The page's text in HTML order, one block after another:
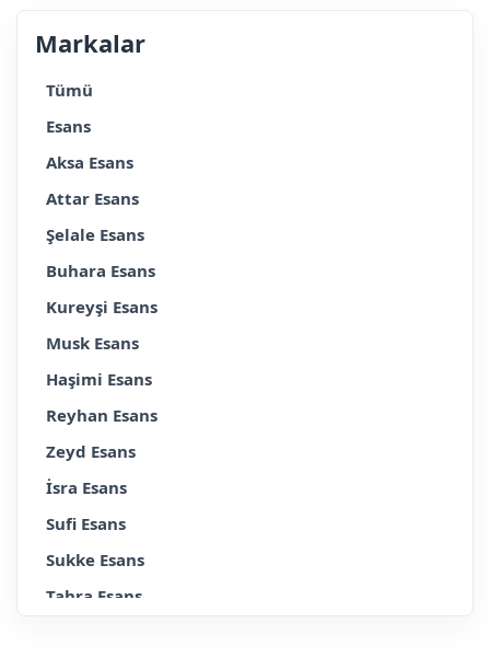
Markalar
Tümü
Esans
Aksa Esans
Attar Esans
Şelale Esans
Buhara Esans
Kureyşi Esans
Musk Esans
Haşimi Esans
Reyhan Esans
Zeyd Esans
İsra Esans
Sufi Esans
Sukke Esans
Tahra Esans